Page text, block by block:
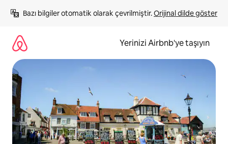
atla
Bazı bilgiler otomatik olarak çevrilmiştir. Orijinal dilde göster
Yerinizi Airbnb'ye taşıyın